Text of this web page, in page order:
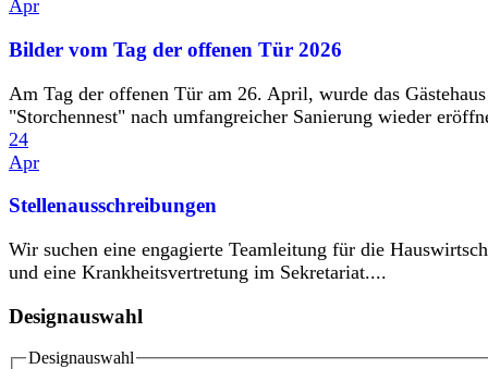
Apr
Bilder vom Tag der offenen Tür 2026
Am Tag der offenen Tür am 26. April, wurde das Gästehaus
"Storchennest" nach umfangreicher Sanierung wieder
24
Apr
Stellenausschreibungen
Wir suchen eine engagierte Teamleitung für die
und eine Krankheitsvertretung im Sekretariat....
Designauswahl
Designauswahl